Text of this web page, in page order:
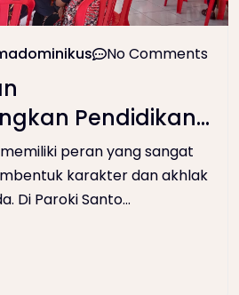
No Comments
Pendidikan
Sinode
Santo Petrus
peran yang sangat
karakter dan akhlak
Di Paroki Santo...